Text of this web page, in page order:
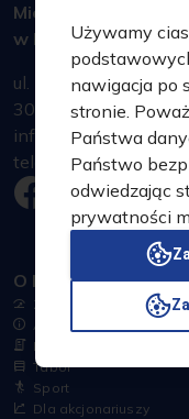
Miejskie
w Krakowie
ul. Jana Brożka 3
30-347 Kraków
infolinia: +48 607
telefon alarmowy:
O MPK
Zakres działania
Aktualności
Historia
Tabor
Sport
Dla akcjonariuszy
Używamy
nawigacja po
stronie.
Państwa
Państwo
odwiedzając
prywatności